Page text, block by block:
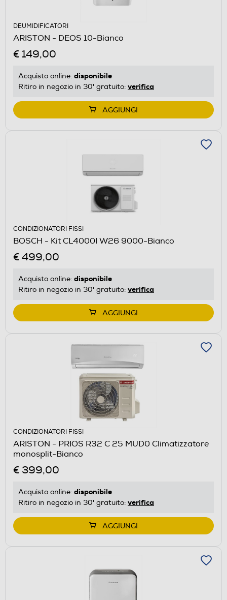
DEUMIDIFICATORI
ARISTON - DEOS 10-Bianco
€ 149,00
Acquisto online: disponibile
Ritiro in negozio in 30' gratuito: verifica
AGGIUNGI
CONDIZIONATORI FISSI
BOSCH - Kit CL4000I W26 9000-Bianco
€ 499,00
Acquisto online: disponibile
Ritiro in negozio in 30' gratuito: verifica
AGGIUNGI
CONDIZIONATORI FISSI
ARISTON - PRIOS R32 C 25 MUD0 Climatizzatore
monosplit-Bianco
€ 399,00
Acquisto online: disponibile
Ritiro in negozio in 30' gratuito: verifica
AGGIUNGI